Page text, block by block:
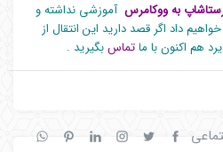
به ووکامرس آموزشی نداشته و
داد اگر قصد دارید این انتقال از
هم اکنون با ماتماسبگیرید .